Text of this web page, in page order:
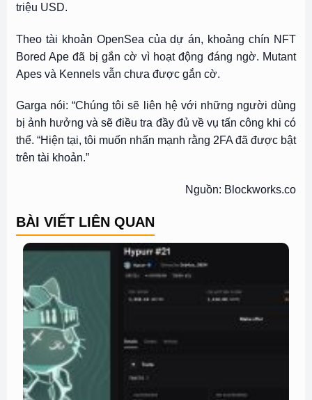
triệu USD.
Theo tài khoản OpenSea của dự án, khoảng chín NFT
Bored Ape đã bị gắn cờ vì hoạt động đáng ngờ. Mutant
Apes và Kennels vẫn chưa được gắn cờ.
Garga nói: “Chúng tôi sẽ liên hệ với những người dùng
bị ảnh hưởng và sẽ điều tra đầy đủ về vụ tấn công khi có
thể. “Hiện tại, tôi muốn nhấn mạnh rằng 2FA đã được bật
trên tài khoản.”
Nguồn: Blockworks.co
BÀI VIẾT LIÊN QUAN